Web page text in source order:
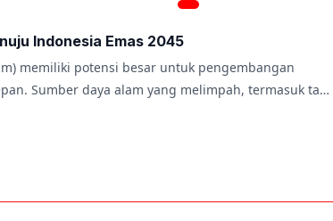
Indonesia Emas 2045
memiliki potensi besar untuk pengembangan
Sumber daya alam yang melimpah, termasuk ta…